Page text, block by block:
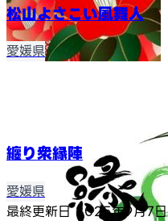
松山よさこい風舞人
愛媛県
纏り衆縁陣
愛媛県
最終更新日2025年9月7日